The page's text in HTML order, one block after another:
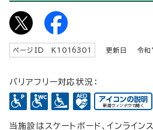
ページID K 1016301 更新日 令和
バリアフリー対応状況：
当施設はスケートボード、インライン